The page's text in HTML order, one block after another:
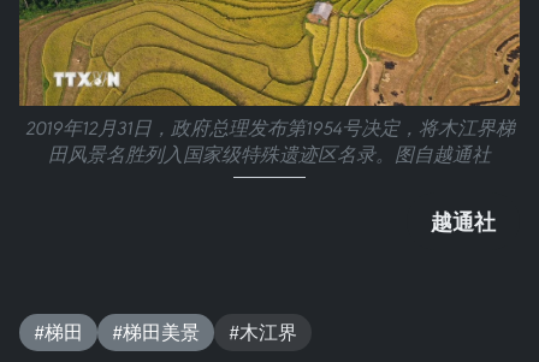
2019年12月31日，政府总理发布第1954号决定，将木江界梯
田风景名胜列入国家级特殊遗迹区名录。图自越通社
越通社
#梯田 #梯田美景 #木江界